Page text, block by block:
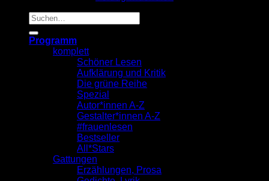
Suche
nach:
Programm
komplett
Schöner Lesen
Aufklärung und Kritik
Die grüne Reihe
Spezial
Autor*innen A-Z
Gestalter*innen A-Z
#frauenlesen
Bestseller
All*Stars
Gattungen
Erzählungen, Prosa